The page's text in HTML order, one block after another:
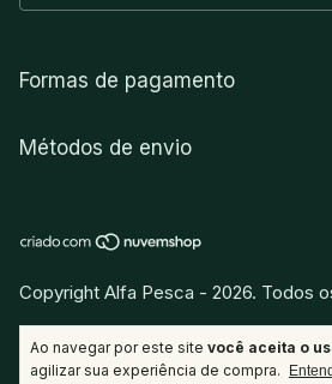
Ao navegar por este site você aceita o
agilizar sua experiência de compra.
Formas de pagamento
Métodos de envio
Copyright Alfa Pesca - 2026. Todos
Desenvolvido por